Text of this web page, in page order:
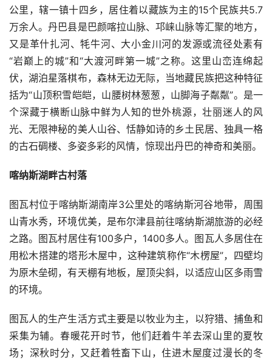
公里，辖一镇十四乡，居住着以藏族为主的15个民族共5.7
万余人。丹巴县是巴颜喀拉山脉、邛崃山脉等汇聚的地方，
又是革什扎河、牦牛河、大小金川河的发源或流径处素有
“岩巅上的城”和“大渡河畔第一城”之称。这里山峦连绵起
伏，湖泊星落棋布，森林无边无际，当地藏民族把这种特征
括为“山顶积雪皑皑，山腰树林葱葱，山脚海子粼粼”。是一
个深藏于横断山脉中鲜为人知的世外桃源，壮丽迷人的风
光、无限神秘的美人山谷、恬静如诗的乡土民居、独具一格
的古石碉楼、多姿多彩的风情，惊现出丹巴的神奇和美丽。
喀纳斯湖畔古村落
图瓦村位于喀纳斯湖南岸3公里处的喀纳斯河谷地带，周围
山青水秀，环境优美，是布尔津县前往喀纳斯湖旅游的必经
之路。图瓦村居住有100多户，1400多人。图瓦人多居住在
用松木搭建的塔形木屋中，这种建筑称作“木楞屋”，四壁均
为原木垒砌，有天棚有地板，屋顶尖斜，以适应山区多雨雪
的环境。
图瓦人的生产生活方式主要是以牧业为主，以狩猎、捕鱼和
采集为辅。春暖花开时节，他们赶着牛羊去深山里的夏牧
场；深秋时分，又赶着牲畜下山，住进木屋度过漫长的冬